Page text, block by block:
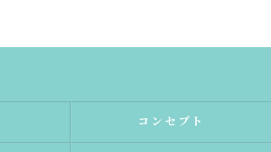
コンセプト